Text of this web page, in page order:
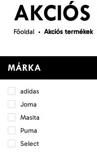
AKCIÓS
Főoldal Akciós termékek
MÁRKA
adidas
Joma
Masita
Puma
Select